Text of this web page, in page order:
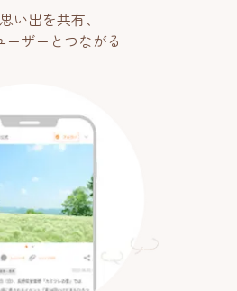
い出を共有、
ーザーとつながる